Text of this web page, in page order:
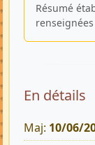
Résumé
renseignées
En détails
Maj: 10/06/